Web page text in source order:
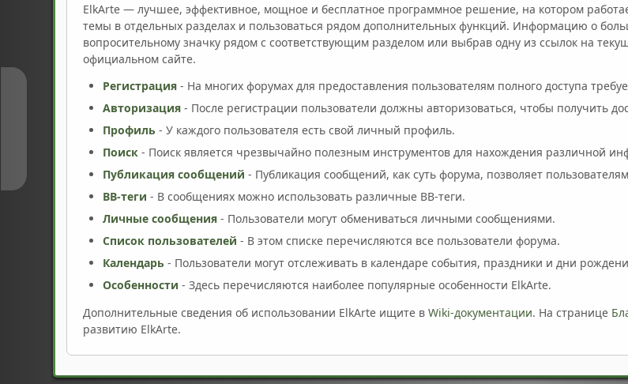
ElkArte — лучшее, эффективное, мощное и бесплатное программное решение, на котором
темы в отдельных разделах и пользоваться рядом дополнительных функций. Информацию о
вопросительному значку рядом с соответствующим разделом или выбрав одну из ссылок на
официальном сайте.
Регистрация - На многих форумах для предоставления пользователям полного доступа
Авторизация - После регистрации пользователи должны авторизоваться, чтобы получить
Профиль - У каждого пользователя есть свой личный профиль.
Поиск - Поиск является чрезвычайно полезным инструментов для нахождения различной
Публикация сообщений - Публикация сообщений, как суть форума, позволяет
BB-теги - В сообщениях можно использовать различные BB-теги.
Личные сообщения - Пользователи могут обмениваться личными сообщениями.
Список пользователей - В этом списке перечисляются все пользователи форума.
Календарь - Пользователи могут отслеживать в календаре события, праздники и дни
Особенности - Здесь перечисляются наиболее популярные особенности ElkArte.
Дополнительные сведения об использовании ElkArte ищите вWiki-документации. На странице
развитию ElkArte.